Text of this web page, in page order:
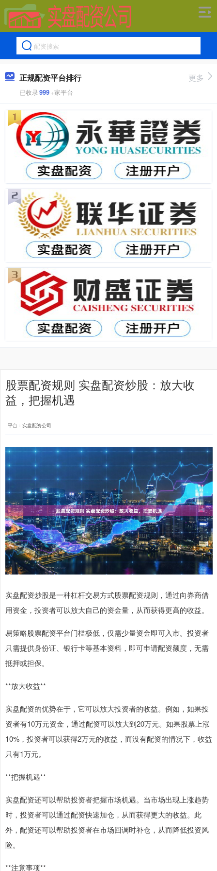
正规配资平台排行
已收录999+家平台
更多
股票配资规则 实盘配资炒股：放大收
益，把握机遇
平台：实盘配资公司
实盘配资炒股是一种杠杆交易方式股票配资规则，通过向券商借
用资金，投资者可以放大自己的资金量，从而获得更高的收益。
易策略股票配资平台门槛极低，仅需少量资金即可入市。投资者
只需提供身份证、银行卡等基本资料，即可申请配资额度，无需
抵押或担保。
**放大收益**
实盘配资的优势在于，它可以放大投资者的收益。例如，如果投
资者有10万元资金，通过配资可以放大到20万元。如果股票上涨
10%，投资者可以获得2万元的收益，而没有配资的情况下，收益
只有1万元。
**把握机遇**
实盘配资还可以帮助投资者把握市场机遇。当市场出现上涨趋势
时，投资者可以通过配资快速加仓，从而获得更大的收益。此
外，配资还可以帮助投资者在市场回调时补仓，从而降低投资风
险。
**注意事项**